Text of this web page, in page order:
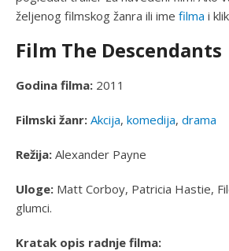
željenog filmskog žanra ili ime filma i
Film The Descendants
Godina filma: 2011
Filmski žanr: Akcija, komedija, drama
Režija: Alexander Payne
Uloge: Matt Corboy, Patricia Hastie,
glumci.
Kratak opis radnje filma: